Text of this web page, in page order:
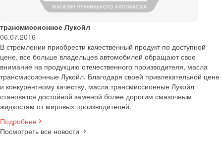
трансмиссионное Лукойл
06.07.2016
В стремлении приобрести качественный продукт по доступной
цене, все больше владельцев автомобилей обращают свое
внимание на продукцию отечественного производителя, масла
трансмиссионные Лукойл. Благодаря своей привлекательной цене
и конкурентному качеству, масла трансмиссионные Лукойл
становятся достойной заменой более дорогим смазочным
жидкостям от мировых производителей.
Подробнее
Посмотреть все новости